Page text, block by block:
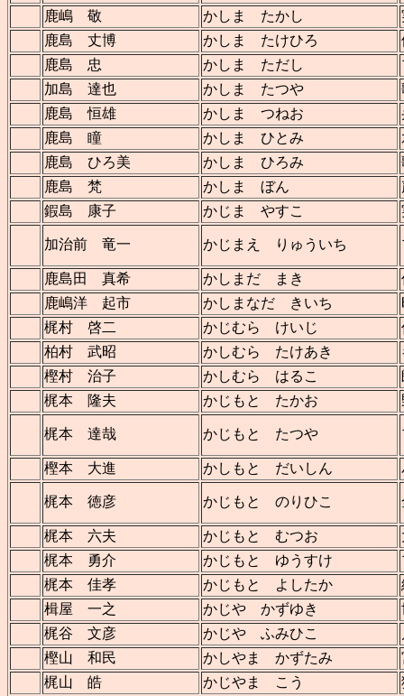
鹿嶋 敬
かしま たかし
鹿島 丈博
かしま たけひろ
鹿島 忠
かしま ただし
加島 達也
かしま たつや
鹿島 恒雄
かしま つねお
鹿島 瞳
かしま ひとみ
鹿島 ひろ美
かしま ひろみ
鹿島 梵
かしま ぼん
鍜島 康子
かじま やすこ
加治前 竜一 かじまえ りゅういち
鹿島田 真希 かしまだ まき
鹿嶋洋 起市
かしまなだ きいち
梶村 啓二
かじむら けいじ
柏村 武昭
かしむら たけあき
樫村 治子
かしむら はるこ
梶本 隆夫
かじもと たかお
梶本 達哉 かじもと たつや
樫本 大進 かしもと だいしん
梶本 徳彦 かじもと のりひこ
梶本 六夫 かじもと むつお
梶本 勇介
かじもと ゆうすけ
梶本 佳孝
かじもと よしたか
楫屋 一之
かじや かずゆき
梶谷 文彦
かじや ふみひこ
樫山 和民
かしやま かずたみ
梶山 皓
かじやま こう